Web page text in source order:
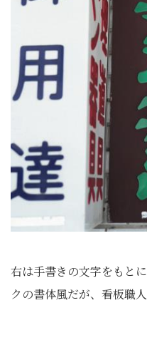
右は手書きの文字をもと
クの書体風だが、看板職